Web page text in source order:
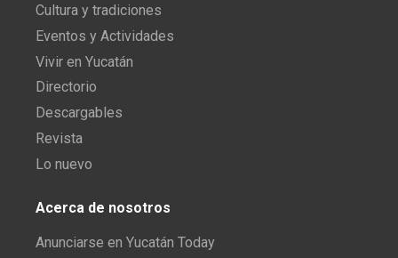
Cultura y tradiciones
Eventos y Actividades
Vivir en Yucatán
Directorio
Descargables
Revista
Lo nuevo
Acerca de nosotros
Anunciarse en Yucatán Today